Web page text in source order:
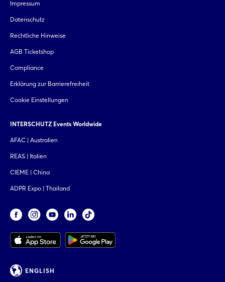
Impressum
Datenschutz
Rechtliche Hinweise
AGB Ticketshop
Compliance
Erklärung zur Barrierefreiheit
Cookie Einstellungen
INTERSCHUTZ Events Worldwide
AFAC | Australien
REAS | Italien
CIEME | China
ADPR Expo | Thailand
ENGLISH